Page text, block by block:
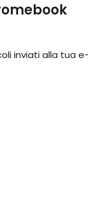
inviati alla tua